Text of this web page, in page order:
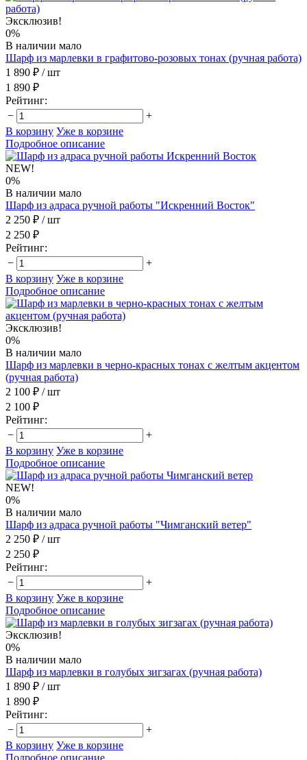
Эксклюзив!
0%
В наличии мало
Шарф из марлевки в графитово-розовых тонах (ручная работа)
1 890 ₽ / шт
1 890 ₽
Рейтинг:
−
+
В корзину Уже в корзине
Подробное описание
NEW!
0%
В наличии мало
Шарф из адраса ручной работы "Искренний Восток"
2 250 ₽ / шт
2 250 ₽
Рейтинг:
−
+
В корзину Уже в корзине
Подробное описание
Эксклюзив!
0%
В наличии мало
Шарф из марлевки в черно-красных тонах с желтым акцентом
(ручная работа)
2 100 ₽ / шт
2 100 ₽
Рейтинг:
−
+
В корзину Уже в корзине
Подробное описание
NEW!
0%
В наличии мало
Шарф из адраса ручной работы "Чимганский ветер"
2 250 ₽ / шт
2 250 ₽
Рейтинг:
−
+
В корзину Уже в корзине
Подробное описание
Эксклюзив!
0%
В наличии мало
Шарф из марлевки в голубых зигзагах (ручная работа)
1 890 ₽ / шт
1 890 ₽
Рейтинг:
−
+
В корзину Уже в корзине
Подробное описание